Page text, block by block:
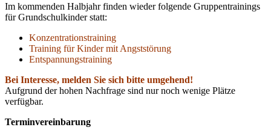
Im kommenden Halbjahr finden wieder folgende Gruppentrainings
für Grundschulkinder statt:
Konzentrationstraining
Training für Kinder mit Angststörung
Entspannungstraining
Bei Interesse, melden Sie sich bitte umgehend!
Aufgrund der hohen Nachfrage sind nur noch wenige Plätze
verfügbar.
Terminvereinbarung